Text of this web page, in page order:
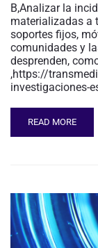
B,Analizar la
materializadas a
soportes fijos,
comunidades y
desprenden,
,https://
investigaciones-
READ MORE